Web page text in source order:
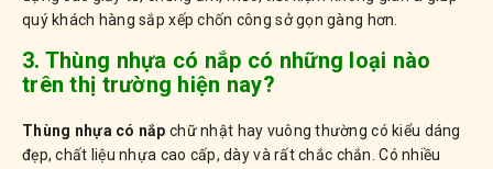
quý khách hàng sắp xếp chốn công sở gọn gàng hơn.
3. Thùng nhựa có nắp có những loại nào
trên thị trường hiện nay?
Thùng nhựa có nắp chữ nhật hay vuông thường có kiểu dáng
đẹp, chất liệu nhựa cao cấp, dày và rất chắc chắn. Có nhiều